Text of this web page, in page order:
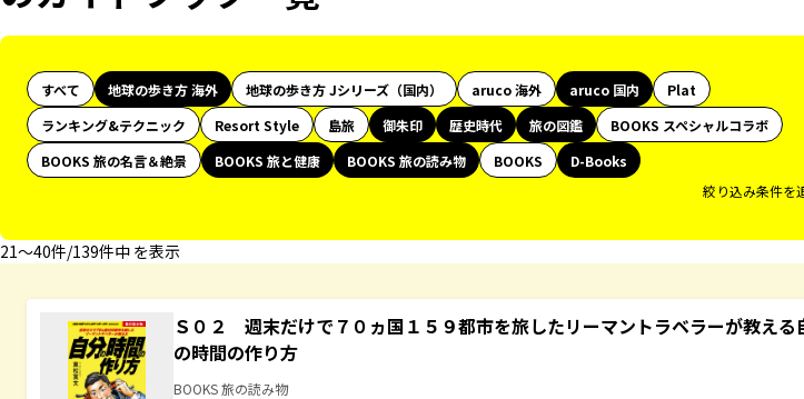
すべて 地球の歩き方 海外 地球の歩き方 Jシリーズ（国内） aruco 海外 aruco 国内
Plat
ランキング&テクニック
Resort Style 島旅 御朱印 歴史時代 旅の図鑑
BOOKS スペシャルコラボ
BOOKS 旅の名言＆絶景
BOOKS 旅と健康 BOOKS 旅の読み物 BOOKS
D-Books
絞り込み条件を
21〜40件/139件中 を表示
Ｓ０２ 週末だけで７０ヵ国１５９都市を旅したリーマントラベラーが教える
の時間の作り方
BOOKS 旅の読み物